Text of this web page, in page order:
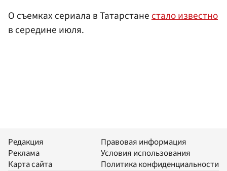
О съемках сериала в Татарстанестало известно
в середине июля.
Редакция
Реклама
Карта сайта
Правовая информация
Условия использования
Политика конфиденциальности